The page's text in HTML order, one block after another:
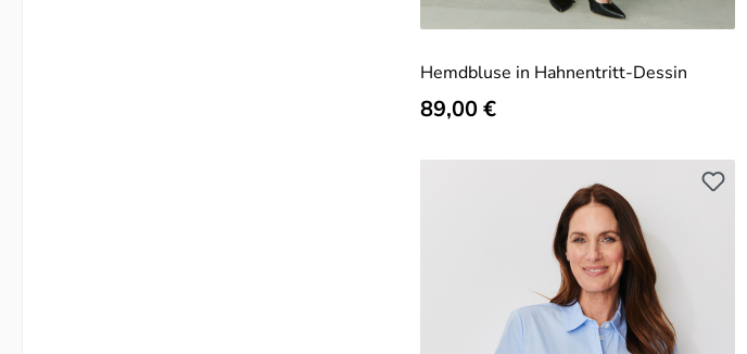
Hemdbluse in Hahnentritt-Dessin
Regulärer Preis:
89,00 €